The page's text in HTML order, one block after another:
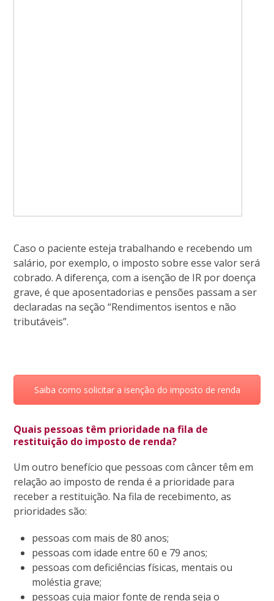
Caso o paciente esteja trabalhando e recebendo um
salário, por exemplo, o imposto sobre esse valor será
cobrado. A diferença, com a isenção de IR por doença
grave, é que aposentadorias e pensões passam a ser
declaradas na seção “Rendimentos isentos e não
tributáveis”.
Saiba como solicitar a isenção do imposto de renda
Quais pessoas têm prioridade na fila de
restituição do imposto de renda?
Um outro benefício que pessoas com câncer têm em
relação ao imposto de renda é a prioridade para
receber a restituição. Na fila de recebimento, as
prioridades são:
pessoas com mais de 80 anos;
pessoas com idade entre 60 e 79 anos;
pessoas com deficiências físicas, mentais ou
moléstia grave;
pessoas cuja maior fonte de renda seja o